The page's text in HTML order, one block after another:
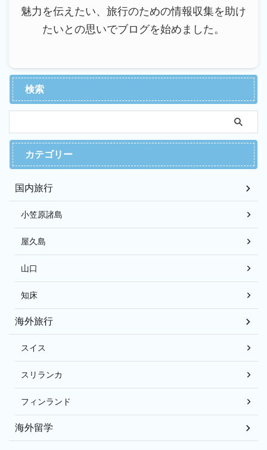
魅力を伝えたい、旅行のための情報収集を助け
たいとの思いでブログを始めました。
検索
カテゴリー
国内旅行
小笠原諸島
屋久島
山口
知床
海外旅行
スイス
スリランカ
フィンランド
海外留学